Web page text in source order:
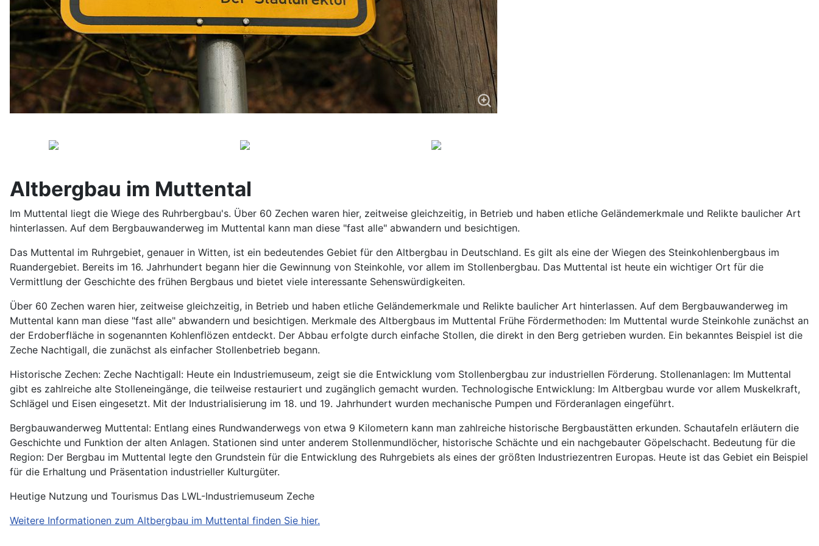
Altbergbau im Muttental
Im Muttental liegt die Wiege des Ruhrbergbau's. Über 60 Zechen waren hier, zeitweise gleichzeitig, in Betrieb und haben etliche Geländemerkmale und Relikte baulicher Art
hinterlassen. Auf dem Bergbauwanderweg im Muttental kann man diese "fast alle" abwandern und besichtigen.
Das Muttental im Ruhrgebiet, genauer in Witten, ist ein bedeutendes Gebiet für den Altbergbau in Deutschland. Es gilt als eine der Wiegen des Steinkohlenbergbaus im
Ruandergebiet. Bereits im 16. Jahrhundert begann hier die Gewinnung von Steinkohle, vor allem im Stollenbergbau. Das Muttental ist heute ein wichtiger Ort für die
Vermittlung der Geschichte des frühen Bergbaus und bietet viele interessante Sehenswürdigkeiten.
Über 60 Zechen waren hier, zeitweise gleichzeitig, in Betrieb und haben etliche Geländemerkmale und Relikte baulicher Art hinterlassen. Auf dem Bergbauwanderweg im
Muttental kann man diese "fast alle" abwandern und besichtigen. Merkmale des Altbergbaus im Muttental Frühe Fördermethoden: Im Muttental wurde Steinkohle zunächst an
der Erdoberfläche in sogenannten Kohlenflözen entdeckt. Der Abbau erfolgte durch einfache Stollen, die direkt in den Berg getrieben wurden. Ein bekanntes Beispiel ist die
Zeche Nachtigall, die zunächst als einfacher Stollenbetrieb begann.
Historische Zechen: Zeche Nachtigall: Heute ein Industriemuseum, zeigt sie die Entwicklung vom Stollenbergbau zur industriellen Förderung. Stollenanlagen: Im Muttental
gibt es zahlreiche alte Stolleneingänge, die teilweise restauriert und zugänglich gemacht wurden. Technologische Entwicklung: Im Altbergbau wurde vor allem Muskelkraft,
Schlägel und Eisen eingesetzt. Mit der Industrialisierung im 18. und 19. Jahrhundert wurden mechanische Pumpen und Förderanlagen eingeführt.
Bergbauwanderweg Muttental: Entlang eines Rundwanderwegs von etwa 9 Kilometern kann man zahlreiche historische Bergbaustätten erkunden. Schautafeln erläutern die
Geschichte und Funktion der alten Anlagen. Stationen sind unter anderem Stollenmundlöcher, historische Schächte und ein nachgebauter Göpelschacht. Bedeutung für die
Region: Der Bergbau im Muttental legte den Grundstein für die Entwicklung des Ruhrgebiets als eines der größten Industriezentren Europas. Heute ist das Gebiet ein Beispiel
für die Erhaltung und Präsentation industrieller Kulturgüter.
Heutige Nutzung und Tourismus Das LWL-Industriemuseum Zeche
Weitere Informationen zum Altbergbau im Muttental finden Sie hier.